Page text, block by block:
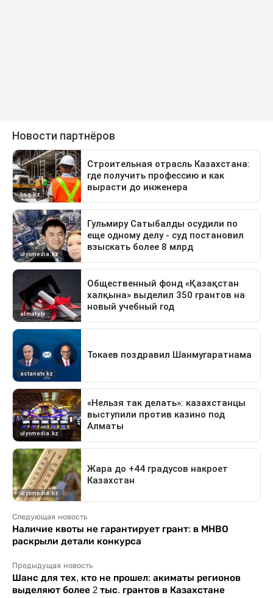
Следующая новость
Наличие квоты не гарантирует грант: в МНВО
раскрыли детали конкурса
Предыдущая новость
Шанс для тех, кто не прошел: акиматы регионов
выделяют более 2 тыс. грантов в Казахстане